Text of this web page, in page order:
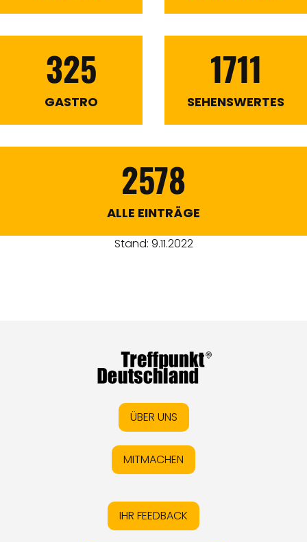
325
GASTRO
1711
SEHENSWERTES
2578
ALLE EINTRÄGE
Stand: 9.11.2022
ÜBER UNS
MITMACHEN
IHR FEEDBACK